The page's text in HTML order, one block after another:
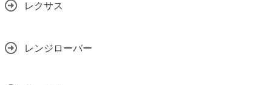
レクサス
レンジローバー